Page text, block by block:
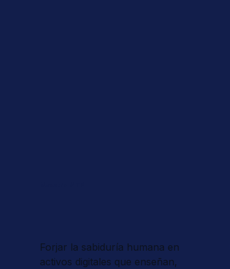
Forjar la sabiduría humana en
activos digitales que enseñan,